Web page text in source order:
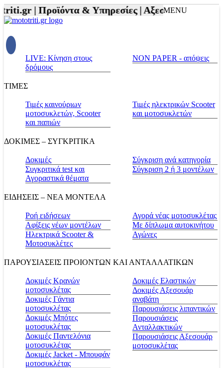
| Προϊόντα & Υπηρεσίες | Αξεσουάρ
MENU
LIVE: Κίνηση στους
δρόμους
NON PAPER - απόψεις
ΤΙΜΕΣ
Τιμές καινούριων
μοτοσυκλετών, Scooter
και παπιών
Τιμές ηλεκτρικών Scooter
και μοτοσυκλετών
ΔΟΚΙΜΕΣ – ΣΥΓΚΡΙΤΙΚΑ
Δοκιμές
Συγκριτικά test και
Αγοραστικά θέματα
Σύγκριση ανά κατηγορία
Σύγκριση 2 ή 3 μοντέλων
ΕΙΔΗΣΕΙΣ – ΝΕΑ ΜΟΝΤΕΛΑ
Ροή ειδήσεων
Αφίξεις νέων μοντέλων
Ηλεκτρικά Scooter &
Μοτοσυκλέτες
Αγορά νέας μοτοσυκλέτας
Με δίπλωμα αυτοκινήτου
Αγώνες
ΠΑΡΟΥΣΙΑΣΕΙΣ ΠΡΟΙΟΝΤΩΝ ΚΑΙ ΑΝΤΑΛΛΑΤΙΚΩΝ
Δοκιμές Κρανών
μοτοσυκλέτας
Δοκιμές Γάντια
μοτοσυκλέτας
Δοκιμές Μπότες
μοτοσυκλέτας
Δοκιμές Παντελόνια
μοτοσυκλέτας
Δοκιμές Jacket - Μπουφάν
μοτοσυκλέτας
Δοκιμές Ελαστικών
Δοκιμές Αξεσουάρ
αναβάτη
Παρουσιάσεις λιπαντικών
Παρουσιάσεις
Ανταλλακτικών
Παρουσιάσεις Αξεσουάρ
μοτοσυκλέτας